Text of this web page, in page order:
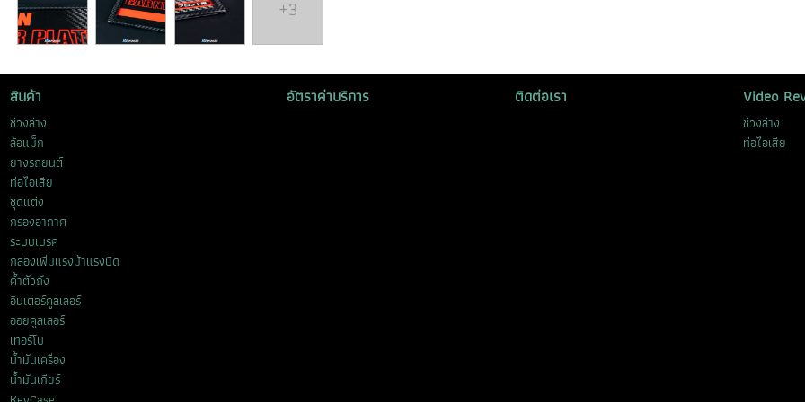
+3
สินค้า
ช่วงล่าง
ล้อแม็ก
ยางรถยนต์
ท่อไอเสีย
ชุดแต่ง
กรองอากาศ
ระบบเบรค
กล่องเพิ่มแรงม้าแรงบิด
ค้ำตัวถัง
อินเตอร์คูลเลอร์
ออยคูลเลอร์
เทอร์โบ
น้ำมันเครื่อง
น้ำมันเกียร์
อัตราค่าบริการ ติดต่อเรา Video
ช่วงล่าง
ท่อไอเสีย